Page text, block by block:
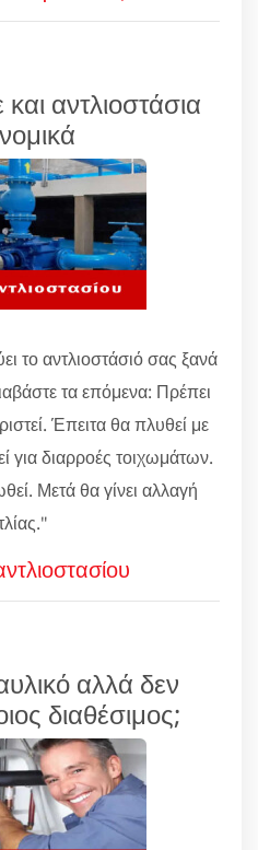
αντλιοστάσια
το αντλιοστάσιό σας ξανά
τα επόμενα: Πρέπει
Έπειτα θα πλυθεί με
για διαρροές τοιχωμάτων.
Μετά θα γίνει αλλαγή
αλλά δεν
διαθέσιμος;